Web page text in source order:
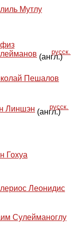
Мутлу
(англ.)
русск.
Пешалов
Линшэн (англ.)
русск.
Гохуа
Леонидис
Сулейманоглу